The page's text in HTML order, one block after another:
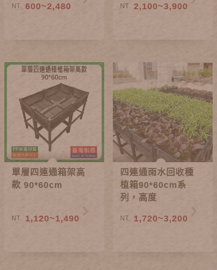
NT. 600~2,480 NT. 2,100~3,900
單層四連通箱架高
款 90*60cm
NT. 1,120~1,490
四連通雨水回收種
植箱90*60cm系
列，高度
NT. 1,720~3,200